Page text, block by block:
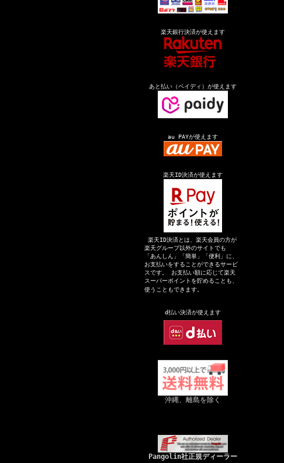
楽天銀行決済が使えます
あと払い（ペイディ）が使えます
au PAYが使えます
楽天ID決済が使えます
楽天ID決済とは、楽天会員の方が
楽天グループ以外のサイトでも
「あんしん」「簡単」「便利」に、
お支払いをすることができるサービ
スです。 お支払い額に応じて楽天
スーパーポイントを貯めることも、
使うこともできます。
d払い決済が使えます
沖縄、離島を除く
Pangolin社正規ディーラー